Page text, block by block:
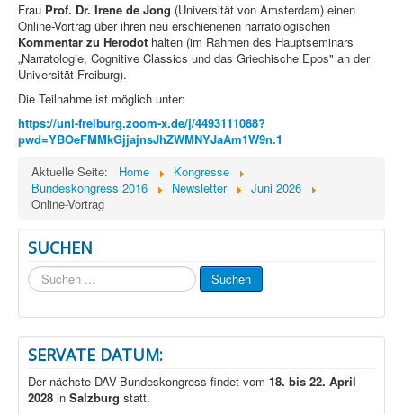
Frau Prof. Dr. Irene de Jong (Universität von Amsterdam) einen
Online-Vortrag über ihren neu erschienenen narratologischen
Kommentar zu Herodot halten (im Rahmen des Hauptseminars
„Narratologie, Cognitive Classics und das Griechische Epos" an der
Universität Freiburg).
Die Teilnahme ist möglich unter:
https://uni-freiburg.zoom-x.de/j/4493111088?
pwd=YBOeFMMkGjjajnsJhZWMNYJaAm1W9n.1
Aktuelle Seite:
Home
Kongresse
Bundeskongress 2016
Newsletter
Juni 2026
Online-Vortrag
SUCHEN
Suchen
...
Suchen
SERVATE DATUM:
Der nächste DAV-Bundeskongress findet vom 18. bis 22. April
2028 in Salzburg statt.